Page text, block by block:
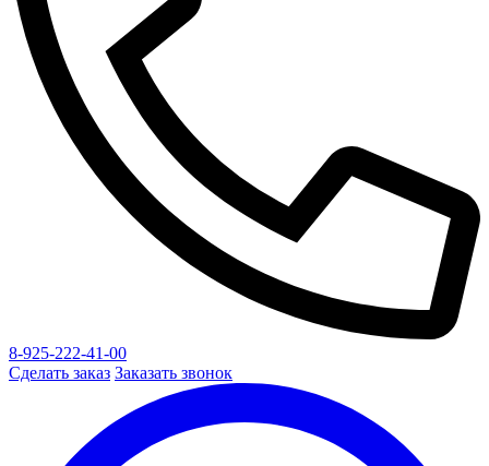
8-925-222-41-00
Сделать заказ Заказать звонок